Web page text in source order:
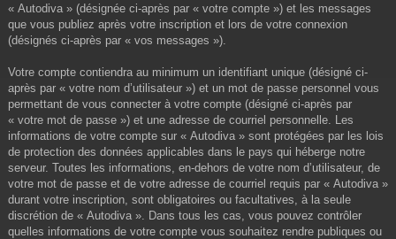
« Autodiva » (désignée ci-après par « votre compte ») et les messages
que vous publiez après votre inscription et lors de votre connexion
(désignés ci-après par « vos messages »).
Votre compte contiendra au minimum un identifiant unique (désigné ci-
après par « votre nom d’utilisateur ») et un mot de passe personnel vous
permettant de vous connecter à votre compte (désigné ci-après par
« votre mot de passe ») et une adresse de courriel personnelle. Les
informations de votre compte sur « Autodiva » sont protégées par les lois
de protection des données applicables dans le pays qui héberge notre
serveur. Toutes les informations, en-dehors de votre nom d’utilisateur, de
votre mot de passe et de votre adresse de courriel requis par « Autodiva »
durant votre inscription, sont obligatoires ou facultatives, à la seule
discrétion de « Autodiva ». Dans tous les cas, vous pouvez contrôler
quelles informations de votre compte vous souhaitez rendre publiques ou